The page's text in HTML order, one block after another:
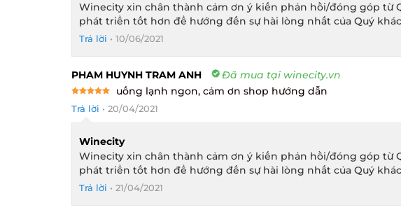
Winecity xin chân thành cảm ơn ý kiến phản hồi/đóng góp từ
phát triển tốt hơn để hướng đến sự hài lòng nhất của Quý
Trả lời • 10/06/2021
PHAM HUYNH TRAM ANH Đã mua tại winecity.vn
out of 5
uống lạnh ngon, cảm ơn shop hướng dẫn
Trả lời • 20/04/2021
Winecity
Winecity xin chân thành cảm ơn ý kiến phản hồi/đóng góp từ
phát triển tốt hơn để hướng đến sự hài lòng nhất của Quý
Trả lời • 21/04/2021